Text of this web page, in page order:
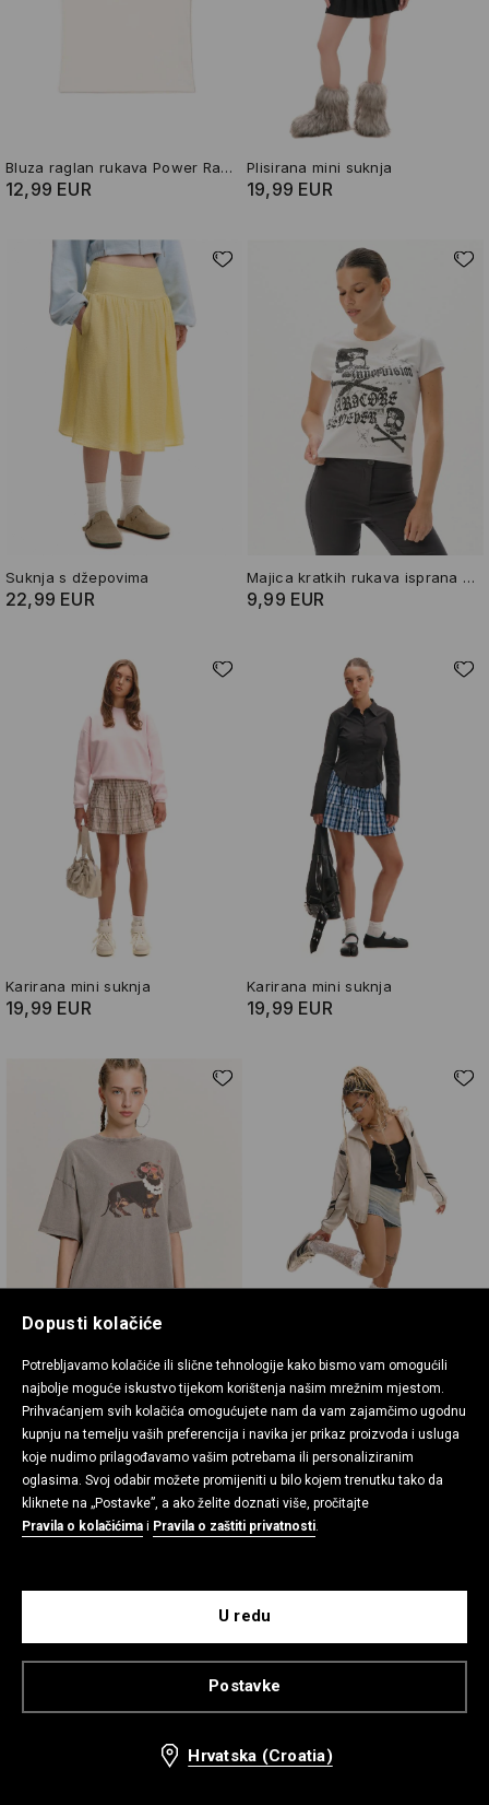
Dopusti kolačiće
Potrebljavamo kolačiće ili slične tehnologije kako bismo vam omogućili
najbolje moguće iskustvo tijekom korištenja našim mrežnim mjestom.
Prihvaćanjem svih kolačića omogućujete nam da vam zajamčimo ugodnu
kupnju na temelju vaših preferencija i navika jer prikaz proizvoda i usluga
koje nudimo prilagođavamo vašim potrebama ili personaliziranim
oglasima. Svoj odabir možete promijeniti u bilo kojem trenutku tako da
kliknete na „Postavke”, a ako želite doznati više, pročitajte
Pravila o kolačićima i Pravila o zaštiti privatnosti.
Postavke
U redu
Hrvatska (Croatia)
Bluza raglan rukava Power Rangers
12,99 EUR
Plisirana mini suknja
19,99 EUR
Suknja s džepovima
22,99 EUR
Majica kratkih rukava isprana izgleda
9,99 EUR
Karirana mini suknja
19,99 EUR
Karirana mini suknja
19,99 EUR
Majica kratkih rukava isprana izgleda
12,99 EUR
Suknja-hlačice
27,99 EUR